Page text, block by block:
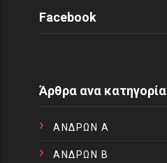
Facebook
Άρθρα ανα κατηγορία
ΑΝΔΡΩΝ Α
ΑΝΔΡΩΝ Β